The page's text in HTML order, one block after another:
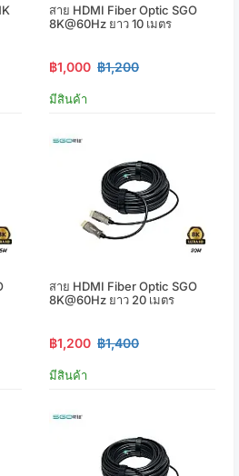
สาย HDMI Fiber Optic SGO
8K@60Hz ยาว 10 เมตร
฿1,000 ฿1,200
มีสินค้า
สาย HDMI Fiber Optic SGO
8K@60Hz ยาว 20 เมตร
฿1,200 ฿1,400
มีสินค้า